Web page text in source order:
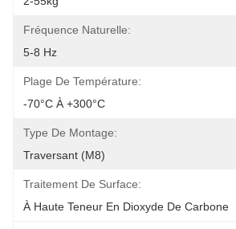
Fréquence Naturelle:
5-8 Hz
Plage De Température:
-70°C À +300°C
Type De Montage:
Traversant (M8)
Traitement De Surface:
À Haute Teneur En Dioxyde De Carbone